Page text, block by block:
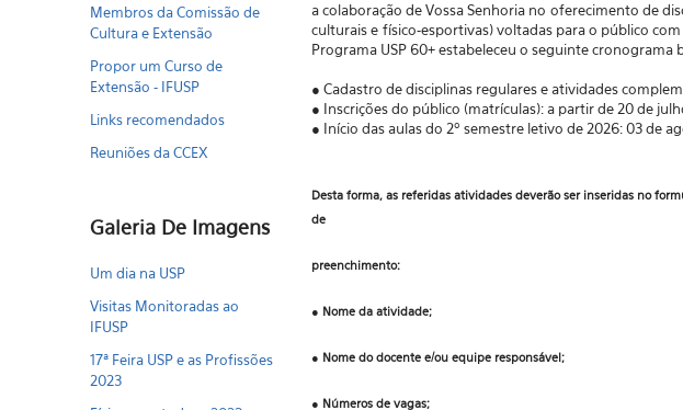
Membros da Comissão de
Cultura e Extensão
Propor um Curso de
Extensão - IFUSP
Links recomendados
Reuniões da CCEX
Galeria De Imagens
Um dia na USP
Visitas Monitoradas ao
IFUSP
17ª Feira USP e as Profissões
2023
a colaboração de Vossa Senhoria no oferecimento de
culturais efísico-esportivas) voltadas para o público
Programa USP 60+ estabeleceu o seguinte cronograma
● Cadastro de disciplinas regulares e atividades
● Inscrições do público (matrículas): a partir de 20 de
● Início das aulas do 2º semestre letivo de 2026: 03 de
Desta forma, as referidas atividades deverão ser inseridas no
de
preenchimento:
● Nome da atividade;
● Nome do docente e/ou equipe responsável;
● Números de vagas;